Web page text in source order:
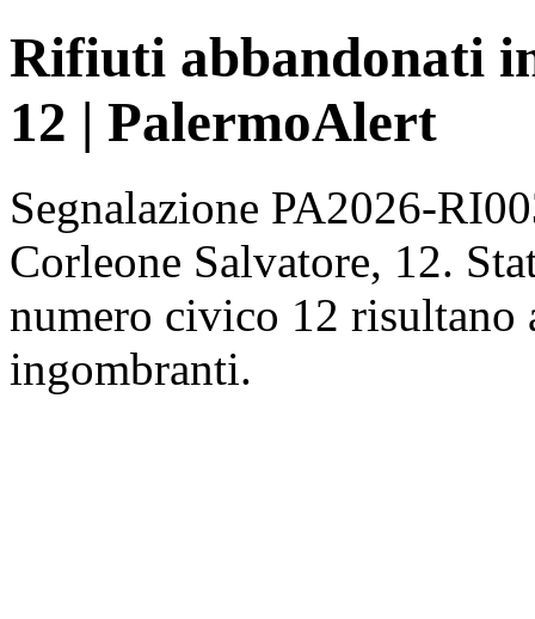
Rifiuti abbandonati
12 | PalermoAlert
Segnalazione PA2026-
Corleone Salvatore, 12.
numero civico 12
ingombranti.